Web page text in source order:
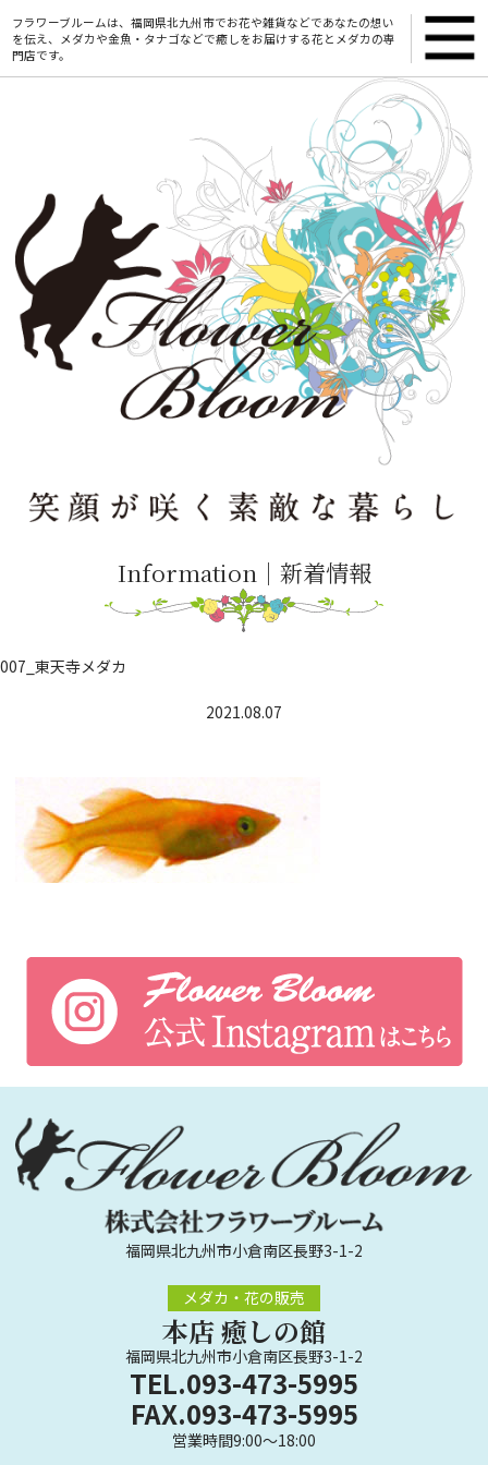
フラワーブルームは、福岡県北九州市でお花や雑貨などであなたの想い
を伝え、メダカや金魚・タナゴなどで癒しをお届けする花とメダカの専
門店です。
Information｜新着情報
007_東天寺メダカ
2021.08.07
福岡県北九州市小倉南区長野3-1-2
メダカ・花の販売
本店 癒しの館
福岡県北九州市小倉南区長野3-1-2
TEL.093-473-5995
FAX.093-473-5995
営業時間9:00～18:00